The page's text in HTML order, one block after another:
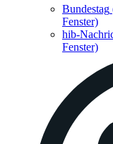
Bundestag
Fenster)
hib-
Fenster)